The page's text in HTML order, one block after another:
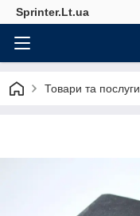
Sprinter.Lt.ua
Товари та послуги